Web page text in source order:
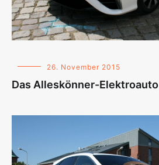
26. November 2015
Das Alleskönner-Elektroauto